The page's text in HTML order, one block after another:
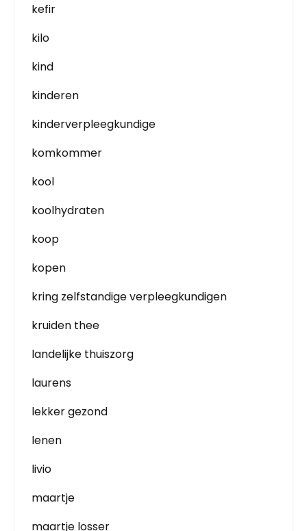
kefir
kilo
kind
kinderen
kinderverpleegkundige
komkommer
kool
koolhydraten
koop
kopen
kring zelfstandige verpleegkundigen
kruiden thee
landelijke thuiszorg
laurens
lekker gezond
lenen
livio
maartje
maartje losser